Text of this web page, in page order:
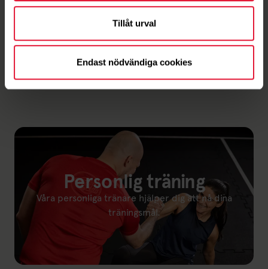
Tillåt urval
Endast nödvändiga cookies
Träna med oss ute i sommar
I sommar flyttar vi ut en del av träningen så passa på
att hitta din rörelseglädje med himlen som tak.
15 juni 12:09 - 19 aug. 12:00
Personlig träning
Våra personliga tränare hjälper dig att nå dina
träningsmål.